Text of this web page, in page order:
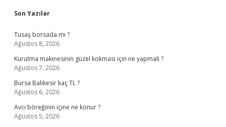
Sidebar
Son Yazılar
Tusaş borsada mı ?
Ağustos 8, 2026
Kurutma makinesinin güzel kokması için ne yapmalı ?
Ağustos 7, 2026
Bursa Balıkesir kaç TL ?
Ağustos 6, 2026
Avcı böreğinin içine ne konur ?
Ağustos 5, 2026